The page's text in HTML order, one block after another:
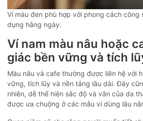
Ví màu đen phù hợp với phong cách công
dụng hằng ngày.
Ví nam màu nâu hoặc
giác bền vững và tích
Màu nâu và cafe thường được liên hệ với
vững, tích lũy và nền tảng lâu dài. Đây
nhiên, dễ thể hiện sắc độ và vân của da
được ưa chuộng ở các mẫu ví dùng lâu